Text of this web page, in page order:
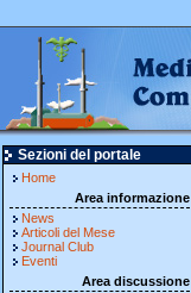
Sezioni del portale
Home
Area informazione
News
Articoli del Mese
Journal Club
Eventi
Area discussione